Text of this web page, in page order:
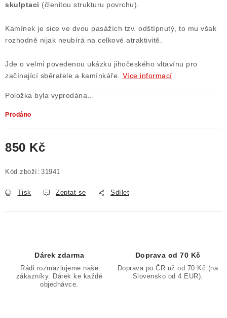
skulptaci (členitou strukturu povrchu).
Kamínek je sice ve dvou pasážích tzv. odštípnutý, to mu však
rozhodně nijak neubírá na celkové atraktivitě.
Jde o velmi povedenou ukázku jihočeského vltavínu pro
začínající sběratele a kamínkáře.
Více informací
Položka byla vyprodána…
Prodáno
850 Kč
Kód zboží: 31941
Tisk Zeptat se Sdílet
Dárek zdarma
Rádi rozmazlujeme naše
zákazníky. Dárek ke každé
objednávce.
Doprava od 70 Kč
Doprava po ČR už od 70 Kč (na
Slovensko od 4 EUR).